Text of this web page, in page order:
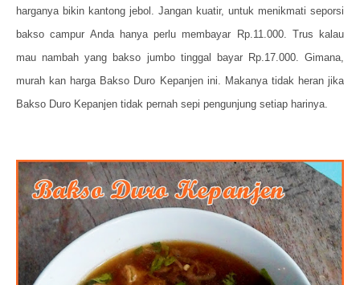
harganya bikin kantong jebol. Jangan kuatir, untuk menikmati seporsi
bakso campur Anda hanya perlu membayar Rp.11.000. Trus kalau
mau nambah yang bakso jumbo tinggal bayar Rp.17.000. Gimana,
murah kan harga Bakso Duro Kepanjen ini. Makanya tidak heran jika
Bakso Duro Kepanjen tidak pernah sepi pengunjung setiap harinya.